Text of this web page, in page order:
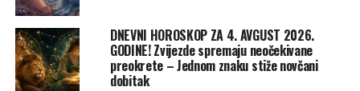
DNEVNI HOROSKOP ZA 4. AVGUST 2026.
GODINE! Zvijezde spremaju neočekivane
preokrete – Jednom znaku stiže novčani
dobitak